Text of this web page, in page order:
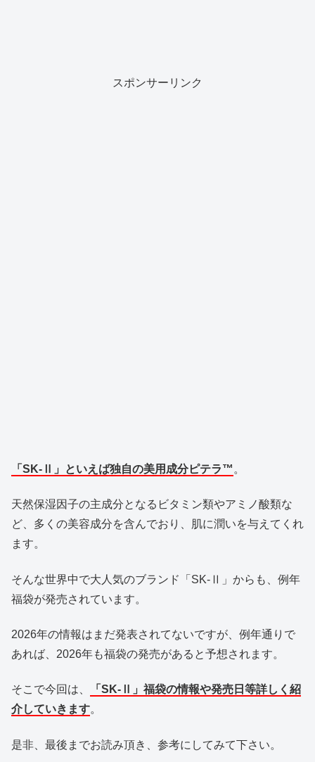
スポンサーリンク
「SK-Ⅱ」といえば独自の美用成分ピテラ™️ 。
天然保湿因子の主成分となるビタミン類やアミノ酸類な
ど、多くの美容成分を含んでおり、肌に潤いを与えてくれ
ます。
そんな世界中で大人気のブランド「SK-Ⅱ」からも、例年
福袋が発売されています。
2026年の情報はまだ発表されてないですが、例年通りで
あれば、2026年も福袋の発売があると予想されます。
そこで今回は、
「SK-Ⅱ」福袋の情報や発売日等詳しく紹
介していきます。
是非、最後までお読み頂き、参考にしてみて下さい。